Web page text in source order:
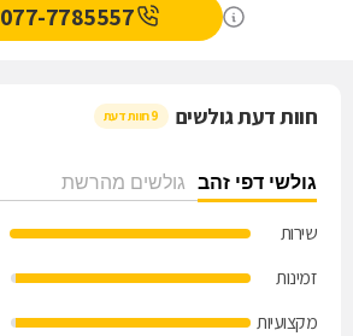
077-7785557
חוות דעת גולשים 9 חוות דעת
גולשי דפי זהב גולשים מהרשת
שירות
זמינות
מקצועיות